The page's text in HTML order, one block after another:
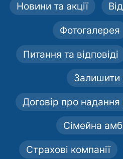
Новини та акції
Фотогалерея
Питання та відповіді
Залишити
Договір про
Сімейна
Страхові компанії